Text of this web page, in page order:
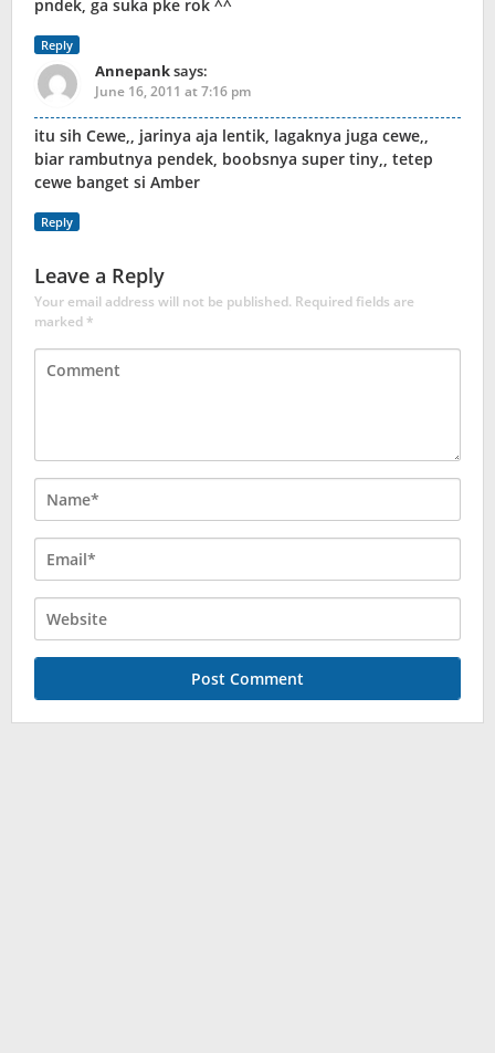
pndek, ga suka pke rok ^^
Reply
Annepanksays:
June 16, 2011 at 7:16 pm
itu sih Cewe,, jarinya aja lentik, lagaknya juga cewe,,
biar rambutnya pendek, boobsnya super tiny,, tetep
cewe banget si Amber
Reply
Leave a Reply
Your email address will not be published. Required fields are
marked*